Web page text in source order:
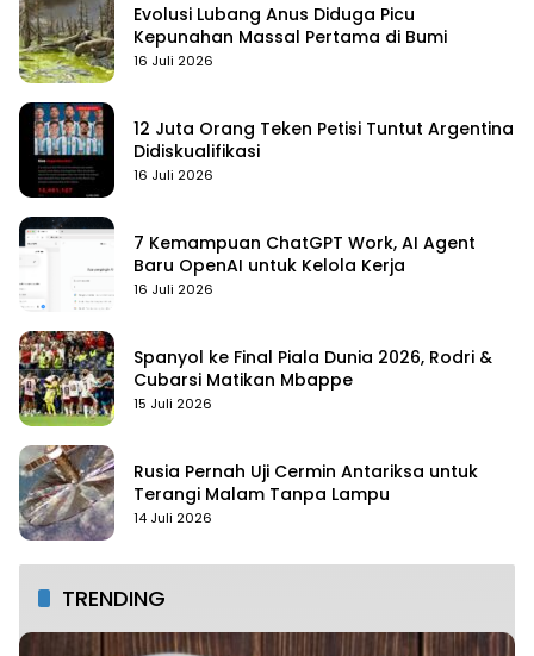
Evolusi Lubang Anus Diduga Picu
Kepunahan Massal Pertama di Bumi
16 Juli 2026
12 Juta Orang Teken Petisi Tuntut Argentina
Didiskualifikasi
16 Juli 2026
7 Kemampuan ChatGPT Work, AI Agent
Baru OpenAI untuk Kelola Kerja
16 Juli 2026
Spanyol ke Final Piala Dunia 2026, Rodri &
Cubarsi Matikan Mbappe
15 Juli 2026
Rusia Pernah Uji Cermin Antariksa untuk
Terangi Malam Tanpa Lampu
14 Juli 2026
TRENDING